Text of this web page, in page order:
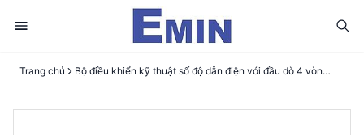
Trang chủ Bộ điều khiển kỹ thuật số độ dẫn điện với đầu dò 4 vòng chiết áp HANNA HI 700222-2( 0.0 tới 199.9 mS/cm )